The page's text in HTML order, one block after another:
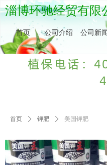
首页 公司介绍 公司新
淄博环驰经贸有限
植保电话：
400-
首页 ꄲ 钾肥 ꄲ 美国钾肥